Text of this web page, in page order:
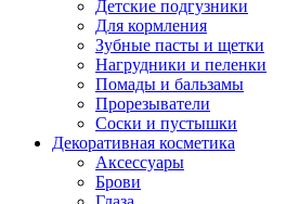
Детские подгузники
Для кормления
Зубные пасты и щетки
Нагрудники и пеленки
Помады и бальзамы
Прорезыватели
Соски и пустышки
Декоративная косметика
Аксессуары
Брови